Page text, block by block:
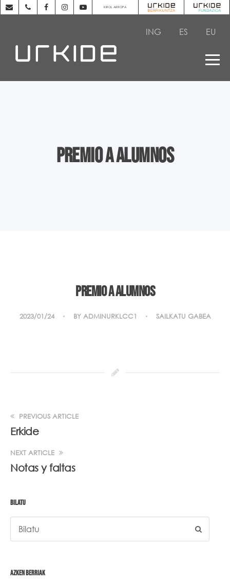
KIROL ARROPA
ING ES EU
Premio a alumnos
Premio a alumnos
2023/01/24 BY ADMINURKLCC1 SAILKATU GABEA
PREVIOUS ARTICLE
Erkide
NEXT ARTICLE
Notas y faltas
BILATU
AZKEN BERRIAK